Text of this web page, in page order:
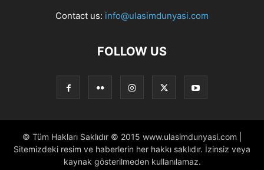
Contact us: info@ulasimdunyasi.com
FOLLOW US
© Tüm Hakları Saklıdır © 2015 www.ulasimdunyasi.com |
Sitemizdeki resim ve haberlerin her hakkı saklıdır. İzinsiz veya
kaynak gösterilmeden kullanılamaz.